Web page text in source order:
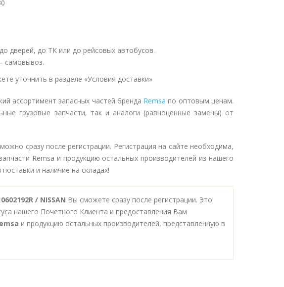
дверей, до ТК или до рейсовых автобусов.
самовывоз.
уточнить в разделе «Условия доставки»
ассортимент запасных частей бренда Remsa по оптовым ценам.
грузовые запчасти, так и аналоги (равноценные замены) от
сразу после регистрации. Регистрация на сайте необходима,
Remsa и продукцию остальных производителей из нашего
и наличие на складах!
/ NISSAN Вы сможете сразу после регистрации. Это
нашего Почетного Клиента и предоставления Вам
и продукцию остальных производителей, представленную в